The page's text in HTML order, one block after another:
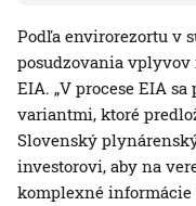
Podľa envirorezortu v
posudzovania vplyvov
EIA. „V procese EIA
variantmi, ktoré
Slovenský
investorovi, aby na
komplexné informácie